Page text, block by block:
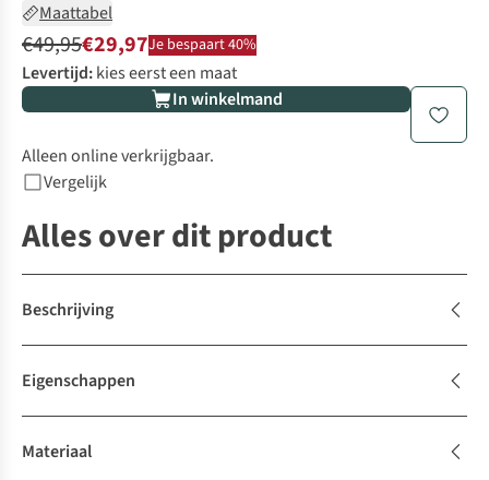
Maattabel
€49,95€29,97Je bespaart 40%
Levertijd:kies eerst een maat
In winkelmand
Alleen online verkrijgbaar.
Vergelijk
Alles over dit product
Beschrijving
Eigenschappen
Materiaal